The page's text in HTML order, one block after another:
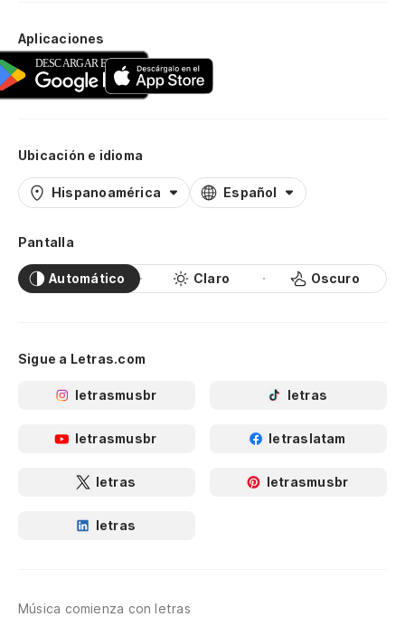
Aplicaciones
Ubicación e idioma
Hispanoamérica Español
Pantalla
Automático Claro Oscuro
Sigue a Letras.com
letrasmusbr letras
letrasmusbr letraslatam
letras letrasmusbr
letras
Música comienza con letras